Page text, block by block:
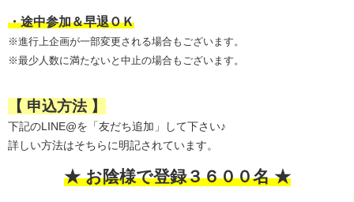
・途中参加＆早退ＯＫ
※進行上企画が一部変更される場合もございます。
※最少人数に満たないと中止の場合もございます。
【 申込方法 】
下記のLINE@を「友だち追加」して下さい♪
詳しい方法はそちらに明記されています。
★ お陰様で登録３６００名 ★